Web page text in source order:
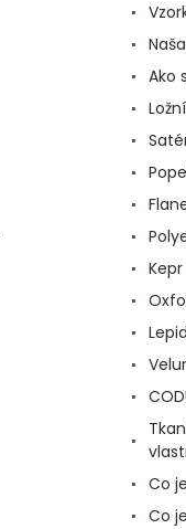
Ako
Kepr
Velur
Co
Co